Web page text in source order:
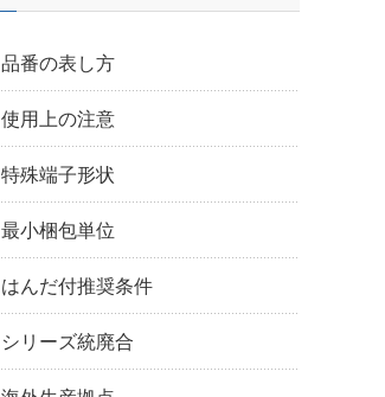
品番の表し方
使用上の注意
特殊端子形状
最小梱包単位
はんだ付推奨条件
シリーズ統廃合